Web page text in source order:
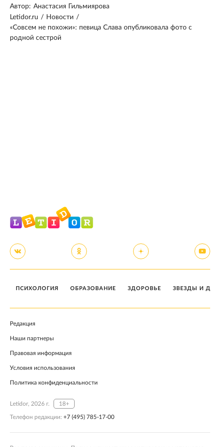
Автор: Анастасия Гильмиярова
Letidor.ru / Новости /
«Совсем не похожи»: певица Слава опубликовала фото с
родной сестрой
ПСИХОЛОГИЯ ОБРАЗОВАНИЕ ЗДОРОВЬЕ ЗВЕЗДЫ И
Редакция
Наши партнеры
Правовая информация
Условия использования
Политика конфиденциальности
Letidor, 2026 г. 18+
Телефон редакции: +7 (495) 785-17-00